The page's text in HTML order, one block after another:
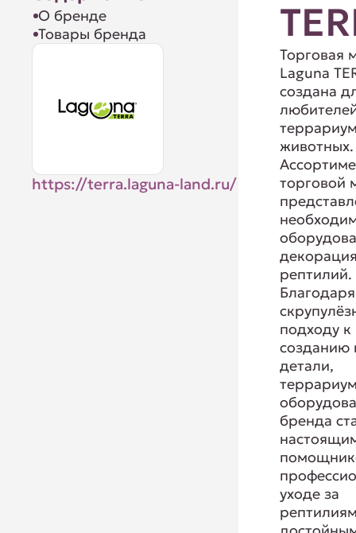
О бренде
Товары бренда
https://terra.laguna-land.ru/
Торговая
Laguna
создана
животных.
торговой
рептилий.
Благодаря
подходу к
созданию
детали,
бренда
уходе за